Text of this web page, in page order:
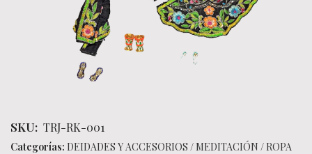
SKU: TRJ-RK-001
Categorías: DEIDADES Y ACCESORIOS / MEDITACIÓN / ROPA